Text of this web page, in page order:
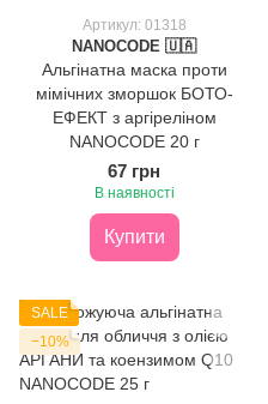
Артикул: 01318
NANOCODE 🇺🇦
Альгінатна маска проти
мімічних зморшок БОТО-
ЕФЕКТ з аргіреліном
NANOCODE 20 г
67 грн
В наявності
Купити
SALE
−10%